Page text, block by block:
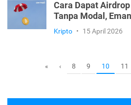
Cara Dapat
Tanpa Modal,
Kripto • 15 April 2026
« ‹ 8 9 10 11